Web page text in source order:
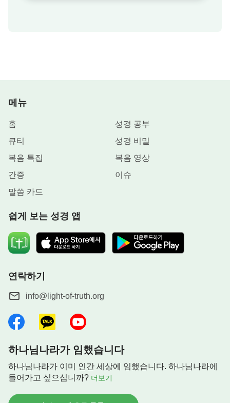
메뉴
홈
성경 공부
큐티
성경 비밀
복음 특집
복음 영상
간증
이슈
말씀 카드
쉽게 보는 성경 앱
연락하기
info@light-of-truth.org
하나님나라가 임했습니다
하나님나라가 이미 인간 세상에 임했습니다. 하나님나라에
들어가고 싶으십니까? 더보기